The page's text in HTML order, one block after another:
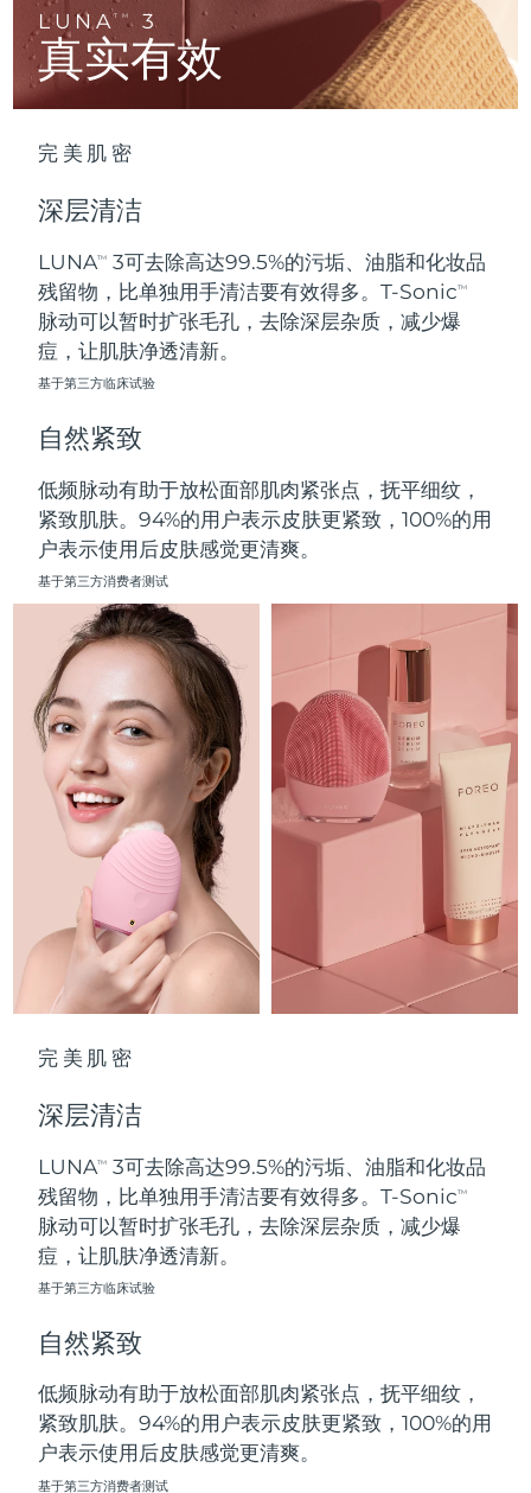
LUNATM 3
真实有效
完美肌密
深层清洁
LUNATM
3可去除高达99.5%的污垢、油脂和化妆品
残留物，比单独用手清洁要有效得多。T-SonicTM
脉动可以暂时扩张毛孔，去除深层杂质，减少爆
痘，让肌肤净透清新。
基于第三方临床试验
自然紧致
低频脉动有助于放松面部肌肉紧张点，抚平细纹，
紧致肌肤。94%的用户表示皮肤更紧致，100%的用
户表示使用后皮肤感觉更清爽。
基于第三方消费者测试
完美肌密
深层清洁
LUNATM
3可去除高达99.5%的污垢、油脂和化妆品
残留物，比单独用手清洁要有效得多。T-SonicTM
脉动可以暂时扩张毛孔，去除深层杂质，减少爆
痘，让肌肤净透清新。
基于第三方临床试验
自然紧致
低频脉动有助于放松面部肌肉紧张点，抚平细纹，
紧致肌肤。94%的用户表示皮肤更紧致，100%的用
户表示使用后皮肤感觉更清爽。
基于第三方消费者测试
全部购买
关于我们
日本 预计送达日期12/08/2026
泽西岛 预计送达日期14/08/2026
黎巴嫩 预计送达日期10/08/2026
立陶宛
中国澳门特别行政区
马来西亚 预计送达日期12/08/2026
马耳他
墨西哥 13/08/2026
摩纳哥 预计送达日期 10/08/2026
荷兰 预计送达日期09/08/2026
新西兰 预计送达日期09/08/2026
挪威 预计送达日期 09/08/2026
12/08/2026
菲律宾 预计送达日期 12/08/2026
波兰 预计送达日期10/08/2026
葡萄牙
波多黎各
卡塔尔 预计送达日期 10/08/2026
留尼汪 预计送达日期14/08/2026
罗马尼亚
俄罗斯
沙特阿拉伯 预计送达日期 10/08/2026
新加坡